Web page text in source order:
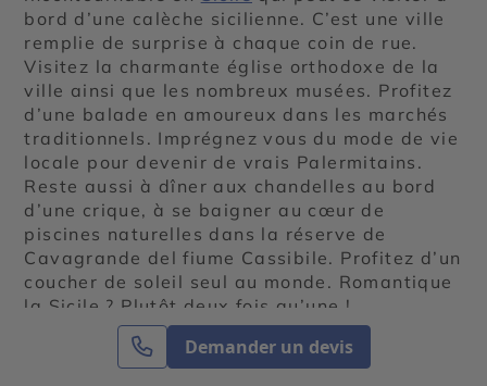
Demander un devis
bord d’une calèche sicilienne. C’est une ville
remplie de surprise à chaque coin de rue.
Visitez la charmante église orthodoxe de la
ville ainsi que les nombreux musées. Profitez
d’une balade en amoureux dans les marchés
traditionnels. Imprégnez vous du mode de vie
locale pour devenir de vrais Palermitains.
Reste aussi à dîner aux chandelles au bord
d’une crique, à se baigner au cœur de
piscines naturelles dans la réserve de
Cavagrande del fiume Cassibile. Profitez d’un
coucher de soleil seul au monde. Romantique
la Sicile ? Plutôt deux fois qu’une !